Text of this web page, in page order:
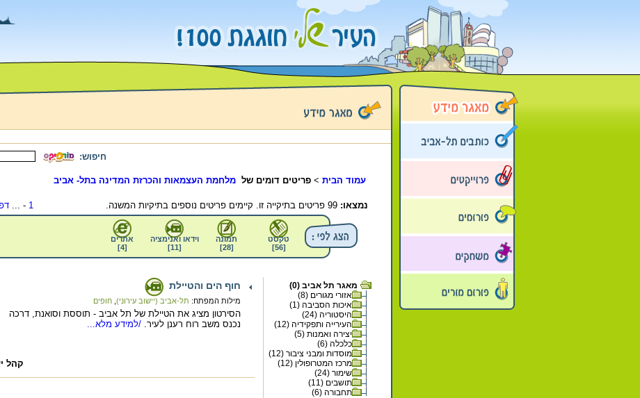
חיפוש:
עמוד הבית > פריטים דומים של מלחמת העצמאות והכרזת המדינה בתל- אביב
נמצאו: 1
- ...
טקסט
[
56
]
תמונה
[
28
]
וידאו ואנימציה
[
11
]
אתרים
[
4
]
מאגר תל אביב (0)
אזורי מגורים (8)
איכות הסביבה (1)
היסטוריה (24)
העירייה ותפקידיה (12)
יצירה ואמנות (5)
כלכלה (6)
מוסדות ומבני ציבור (12)
מרכז המטרופולין (12)
שימור (24)
תושבים (11)
תחבורה (6)
חוף הים והטיילת
מילות המפתח: תל-אביב (יישוב עירוני) חופים
הסירטון מציג את הטיילת של תל אביב - תוססת וסואנת, דרכה
נכנס משב רוח רענן לעיר. /למידע מלא...
קהל